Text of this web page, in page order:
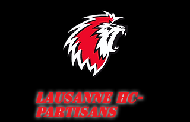
Lausanne HC-
Partisans